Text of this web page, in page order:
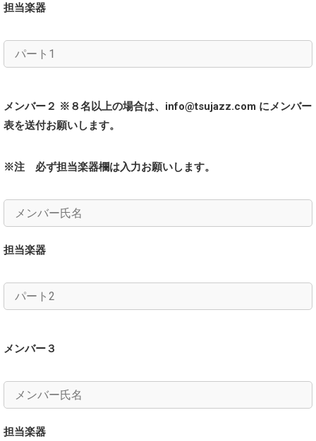
担当楽器
メンバー２ ※８名以上の場合は、info@tsujazz.com にメンバー
表を送付お願いします。
※注 必ず担当楽器欄は入力お願いします。
担当楽器
メンバー３
担当楽器